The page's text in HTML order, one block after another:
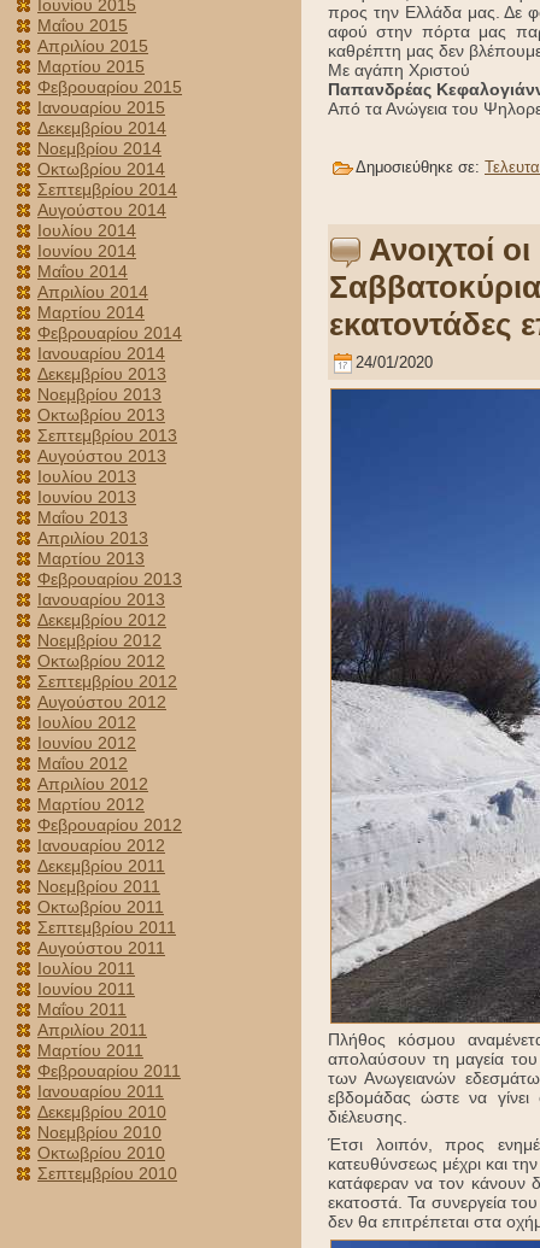
Ιουνίου 2015
Μαΐου 2015
Απριλίου 2015
Μαρτίου 2015
Φεβρουαρίου 2015
Ιανουαρίου 2015
Δεκεμβρίου 2014
Νοεμβρίου 2014
Οκτωβρίου 2014
Σεπτεμβρίου 2014
Αυγούστου 2014
Ιουλίου 2014
Ιουνίου 2014
Μαΐου 2014
Απριλίου 2014
Μαρτίου 2014
Φεβρουαρίου 2014
Ιανουαρίου 2014
Δεκεμβρίου 2013
Νοεμβρίου 2013
Οκτωβρίου 2013
Σεπτεμβρίου 2013
Αυγούστου 2013
Ιουλίου 2013
Ιουνίου 2013
Μαΐου 2013
Απριλίου 2013
Μαρτίου 2013
Φεβρουαρίου 2013
Ιανουαρίου 2013
Δεκεμβρίου 2012
Νοεμβρίου 2012
Οκτωβρίου 2012
Σεπτεμβρίου 2012
Αυγούστου 2012
Ιουλίου 2012
Ιουνίου 2012
Μαΐου 2012
Απριλίου 2012
Μαρτίου 2012
Φεβρουαρίου 2012
Ιανουαρίου 2012
Δεκεμβρίου 2011
Νοεμβρίου 2011
Οκτωβρίου 2011
Σεπτεμβρίου 2011
Αυγούστου 2011
Ιουλίου 2011
Ιουνίου 2011
Μαΐου 2011
Απριλίου 2011
Μαρτίου 2011
Φεβρουαρίου 2011
Ιανουαρίου 2011
Δεκεμβρίου 2010
Νοεμβρίου 2010
Οκτωβρίου 2010
Σεπτεμβρίου 2010
προς την Ελλάδα μας. Δε
αφού στην πόρτα μας
καθρέπτη μας δεν
Με αγάπη Χριστού
Παπανδρέας
Από τα Ανώγεια του
Δημοσιεύθηκε σε:
Ανοιχτοί
εκατοντάδες
24/01/2020
Πλήθος κόσμου
απολαύσουν τη μαγεία
των Ανωγειανών
εβδομάδας ώστε να
διέλευσης.
Έτσι λοιπόν, προς
κατευθύνσεως μέχρι και
κατάφεραν να τον κάνουν
εκατοστά. Τα συνεργεία
δεν θα επιτρέπεται στα